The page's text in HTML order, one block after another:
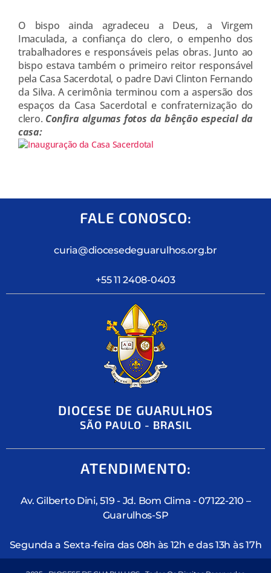
O bispo ainda agradeceu a Deus, a Virgem
Imaculada, a confiança do clero, o empenho dos
trabalhadores e responsáveis pelas obras. Junto ao
bispo estava também o primeiro reitor responsável
pela Casa Sacerdotal, o padre Davi Clinton Fernando
da Silva. A cerimônia terminou com a aspersão dos
espaços da Casa Sacerdotal e confraternização do
clero. Confira algumas fotos da bênção especial da
casa:
FALE CONOSCO:
curia@diocesedeguarulhos.org.br
+55 11 2408-0403
DIOCESE DE GUARULHOS
SÃO PAULO - BRASIL
ATENDIMENTO:
Av. Gilberto Dini, 519 - Jd. Bom Clima - 07122-210 –
Guarulhos-SP
Segunda a Sexta-feira das 08h às 12h e das 13h às 17h